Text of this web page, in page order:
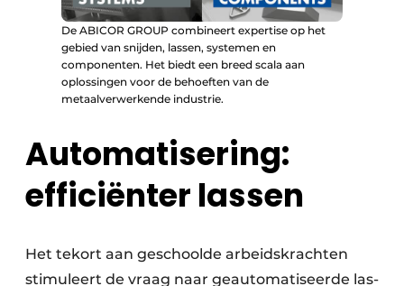
De ABICOR GROUP combineert expertise op het
gebied van snijden, lassen, systemen en
componenten. Het biedt een breed scala aan
oplossingen voor de behoeften van de
metaalverwerkende industrie.
Automatisering:
efficiënter lassen
Het tekort aan geschoolde arbeidskrachten
stimuleert de vraag naar geautomatiseerde las­